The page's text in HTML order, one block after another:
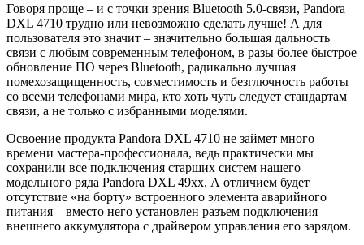
Говоря проще – и с точки зрения Bluetooth 5.0-связи, Pandora
DXL 4710 трудно или невозможно сделать лучше! А для
пользователя это значит – значительно большая дальность
связи с любым современным телефоном, в разы более быстрое
обновление ПО через Bluetooth, радикально лучшая
помехозащищенность, совместимость и безглючность работы
со всеми телефонами мира, кто хоть чуть следует стандартам
связи, а не только с избранными моделями.
Освоение продукта Pandora DXL 4710 не займет много
времени мастера-профессионала, ведь практически мы
сохранили все подключения старших систем нашего
модельного ряда Pandora DXL 49xx. А отличием будет
отсутствие «на борту» встроенного элемента аварийного
питания – вместо него установлен разъем подключения
внешнего аккумулятора с драйвером управления его зарядом.